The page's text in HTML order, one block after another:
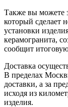
Также вы можете
который сделает
установки
керамогранита,
сообщит
Доставка
В пределах
доставки, а за
исходя из
изделия.